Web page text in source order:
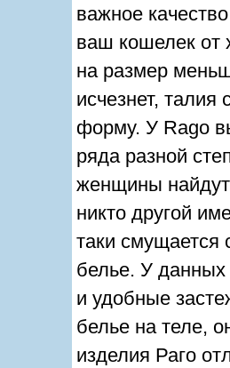
важное
ваш кошелек от
на размер
исчезнет, талия
форму. У Rago
ряда разной
женщины
никто другой
таки
белье. У данных
и удобные
белье на теле,
изделия Раго